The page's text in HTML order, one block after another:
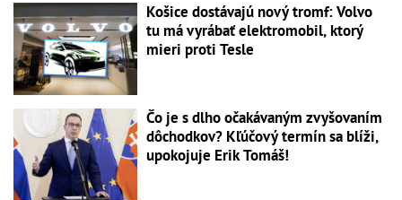
Košice dostávajú nový tromf: Volvo
tu má vyrábať elektromobil, ktorý
mieri proti Tesle
Čo je s dlho očakávaným zvyšovaním
dôchodkov? Kľúčový termín sa blíži,
upokojuje Erik Tomáš!